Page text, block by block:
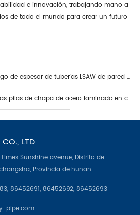
e innovación, trabajando mano a
de todo el mundo para crear un futuro
de tuberías LSAW de pared pesada ideal para su proyecto?
chapa de acero laminado en caliente adecuadas para su proyecto?
CO., LTD
Sunshine avenue, Distrito de
Provincia de hunan.
86452691, 86452692, 86452693
pipe.com